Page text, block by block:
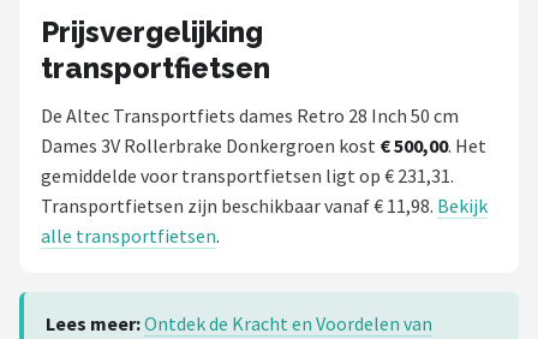
Prijsvergelijking
transportfietsen
De Altec Transportfiets dames Retro 28 Inch 50 cm
Dames 3V Rollerbrake Donkergroen kost € 500,00. Het
gemiddelde voor transportfietsen ligt op € 231,31.
Transportfietsen zijn beschikbaar vanaf € 11,98. Bekijk
alle transportfietsen.
Lees meer:Ontdek de Kracht en Voordelen van